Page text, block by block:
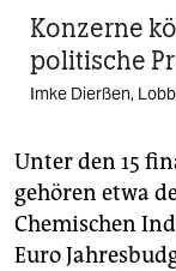
Konzerne
politische
Imke Dierßen,
Unter den 15
gehören etwa
Chemischen
Euro